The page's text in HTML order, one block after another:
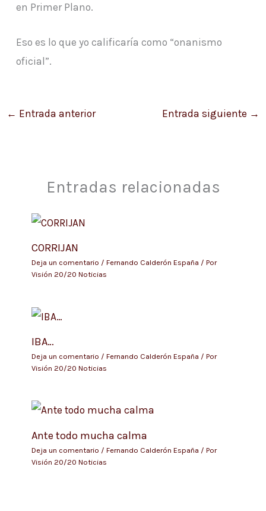
en Primer Plano.
Eso es lo que yo calificaría como “onanismo
oficial”.
← Entrada anterior Entrada siguiente →
Entradas relacionadas
CORRIJAN
Deja un comentario / Fernando Calderón España / Por
Visión 20/20 Noticias
IBA…
Deja un comentario / Fernando Calderón España / Por
Visión 20/20 Noticias
Ante todo mucha calma
Deja un comentario / Fernando Calderón España / Por
Visión 20/20 Noticias